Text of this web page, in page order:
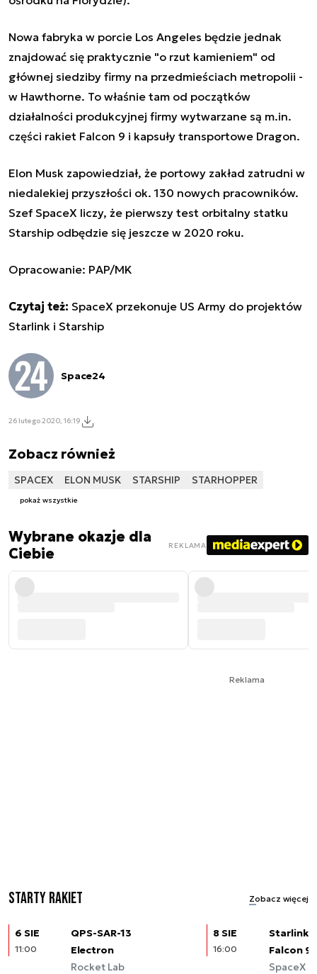
Nowa fabryka w porcie Los Angeles będzie jednak
znajdować się praktycznie "o rzut kamieniem" od
głównej siedziby firmy na przedmieściach metropolii -
w Hawthorne. To właśnie tam od początków
działalności produkcyjnej firmy wytwarzane są m.in.
części rakiet Falcon 9 i kapsuły transportowe Dragon.
Elon Musk zapowiedział, że portowy zakład zatrudni w
niedalekiej przyszłości ok. 130 nowych pracowników.
Szef SpaceX liczy, że pierwszy test orbitalny statku
Starship odbędzie się jeszcze w 2020 roku.
Opracowanie: PAP/MK
Czytaj też: SpaceX przekonuje US Army do projektów
Starlink i Starship
Space24
26 lutego 2020, 16:19
Zobacz również
SPACEX ELON MUSK STARSHIP STARHOPPER
pokaż wszystkie
Wybrane okazje dla
Ciebie
REKLAMA
Reklama
Starty rakiet Zobacz więcej
6 SIE
11:00
QPS-SAR-13
Electron
Rocket Lab
8 SIE
16:00
Starlink
Falcon 9
SpaceX